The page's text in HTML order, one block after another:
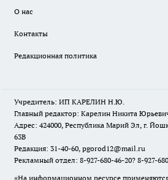
О нас
Контакты
Редакционная политика
Учредитель: ИП КАРЕЛИН Н.Ю.
Главный редактор: Карелин Никита
Адрес: 424000, Республика Марий Эл, г.
63В
Редакция: 31-40-60, pgorod12@mail.ru
Рекламный отдел: 8-927-680-46-20? 8-927-
«На информационном ресурсе